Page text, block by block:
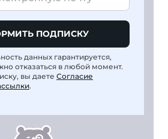
ПОДПИСКУ
данных гарантируется,
отказаться в любой момент.
вы даете Согласие
.